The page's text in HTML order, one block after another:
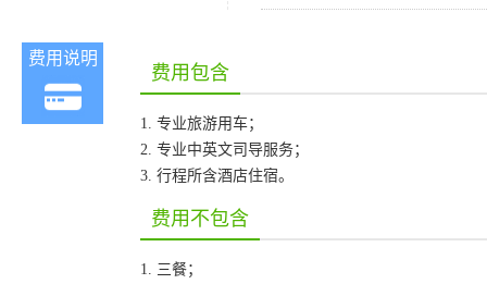
费用说明
费用包含
1. 专业旅游用车；
2. 专业中英文司导服务；
3. 行程所含酒店住宿。
费用不包含
1. 三餐；